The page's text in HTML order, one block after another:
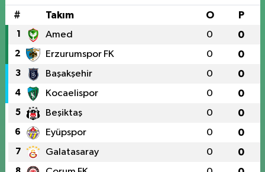
# Takım O P
1 Amed 0 0
2 Erzurumspor FK 0 0
3 Başakşehir 0 0
4 Kocaelispor 0 0
5 Beşiktaş 0 0
6 Eyüpspor 0 0
7 Galatasaray 0 0